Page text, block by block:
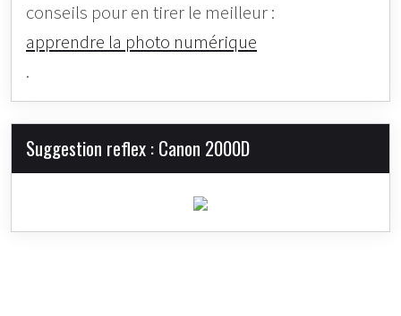
conseils pour en tirer le meilleur :
apprendre la photo numérique
.
Suggestion reflex : Canon 2000D